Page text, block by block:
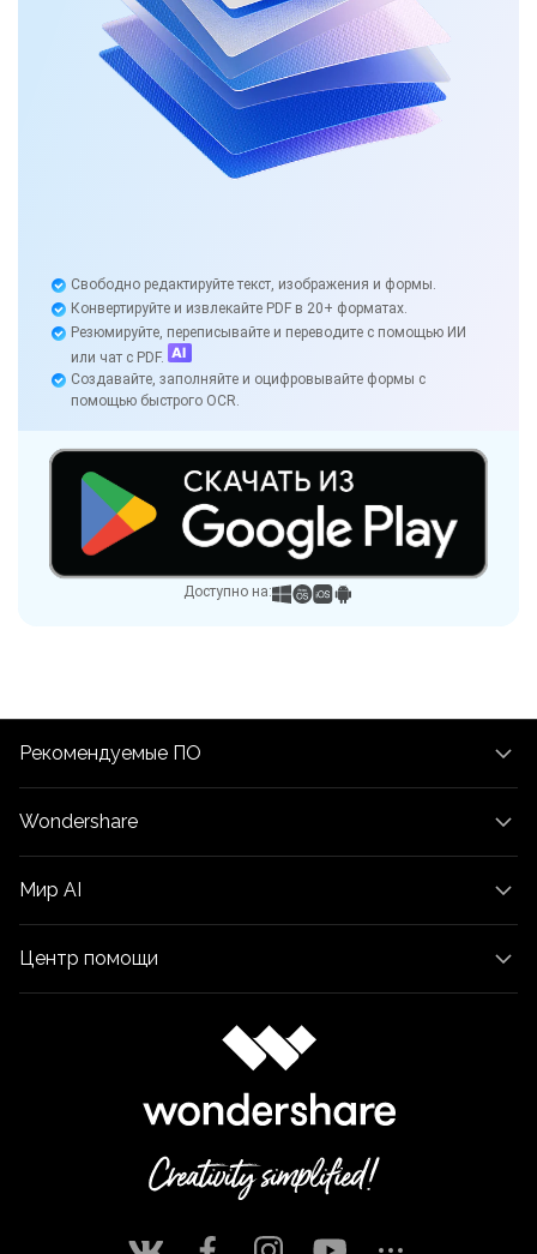
Свободно редактируйте текст, изображения и формы.
Конвертируйте и извлекайте PDF в 20+ форматах.
Резюмируйте, переписывайте и переводите с помощью ИИ
или чат с PDF.
Создавайте, заполняйте и оцифровывайте формы с
помощью быстрого OCR.
Доступно на:
Рекомендуемые ПО
Wondershare
Мир AI
Центр помощи